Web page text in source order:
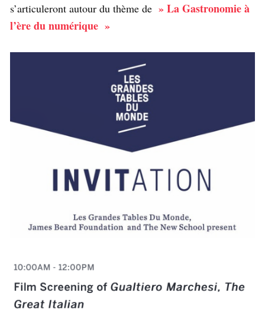
s’articuleront autour du thème de » La Gastronomie à
l’ère du numérique »